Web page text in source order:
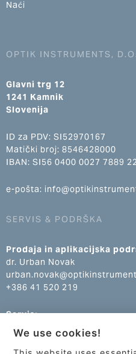
Naći
OPTIK INSTRUMENTS,
Glavni trg 12
1241 Kamnik
Slovenija
ID za PDV: SI52970167
Matički broj: 8546428000
IBAN: SI56 0400 0027 7889
e-pošta:
SERVIS & PODRŠKA
Prodaja in aplikacijska
dr. Urban Novak
+386 41 520 219
Servis:
Klemen Žumer
We use cookies!